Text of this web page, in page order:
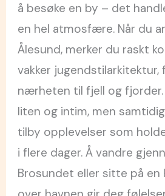
å besøke en by – det
en hel atmosfære. Når du
Ålesund, merker du raskt
vakker
nærheten til fjell og fjorder.
liten og intim, men
tilby opplevelser som
i flere dager. Å vandre
Brosundet eller sitte på en